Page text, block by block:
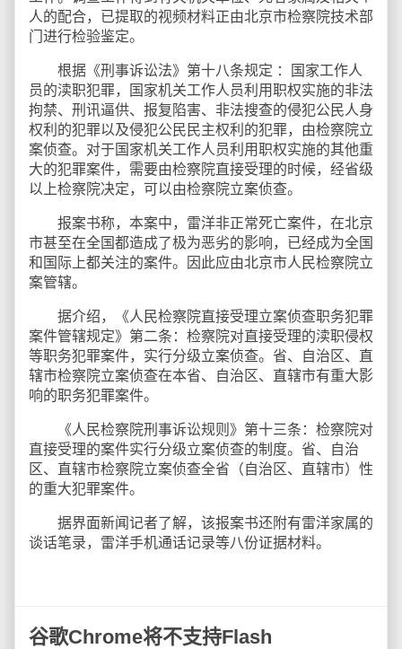
人的配合，已提取的视频材料正由北京市检察院技术部
门进行检验鉴定。
根据《刑事诉讼法》第十八条规定 ：国家工作人
员的渎职犯罪，国家机关工作人员利用职权实施的非法
拘禁、刑讯逼供、报复陷害、非法搜查的侵犯公民人身
权利的犯罪以及侵犯公民民主权利的犯罪，由检察院立
案侦查。对于国家机关工作人员利用职权实施的其他重
大的犯罪案件，需要由检察院直接受理的时候，经省级
以上检察院决定，可以由检察院立案侦查。
报案书称，本案中，雷洋非正常死亡案件，在北京
市甚至在全国都造成了极为恶劣的影响，已经成为全国
和国际上都关注的案件。因此应由北京市人民检察院立
案管辖。
据介绍，《人民检察院直接受理立案侦查职务犯罪
案件管辖规定》第二条：检察院对直接受理的渎职侵权
等职务犯罪案件，实行分级立案侦查。省、自治区、直
辖市检察院立案侦查在本省、自治区、直辖市有重大影
响的职务犯罪案件。
《人民检察院刑事诉讼规则》第十三条：检察院对
直接受理的案件实行分级立案侦查的制度。省、自治
区、直辖市检察院立案侦查全省（自治区、直辖市）性
的重大犯罪案件。
据界面新闻记者了解，该报案书还附有雷洋家属的
谈话笔录，雷洋手机通话记录等八份证据材料。
谷歌Chrome将不支持Flash